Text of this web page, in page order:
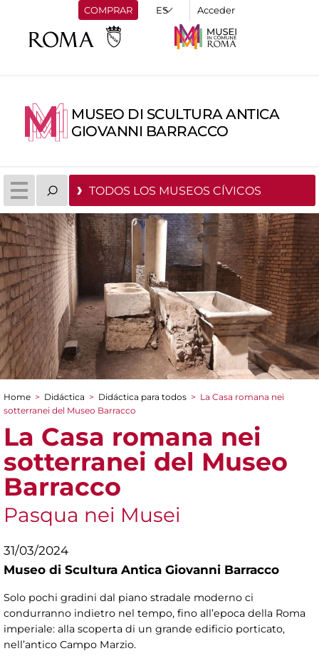
COMPRAR Acceder
MUSEO DI SCULTURA ANTICA
GIOVANNI BARRACCO
TODOS LOS MUSEOS CÍVICOS
You are here
Home > Didáctica > Didáctica para todos > La Casa romana nei
sotterranei del Museo Barracco
La Casa romana nei
sotterranei del Museo
Barracco
Pasqua nei Musei
31/03/2024
Museo di Scultura Antica Giovanni Barracco
Solo pochi gradini dal piano stradale moderno ci
condurranno indietro nel tempo, fino all’epoca della Roma
imperiale: alla scoperta di un grande edificio porticato,
nell’antico Campo Marzio.